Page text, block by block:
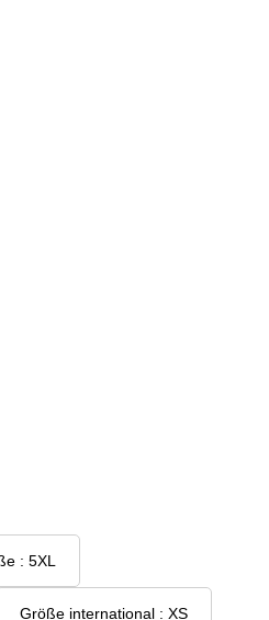
Größe : 5XL
Größe international : XS